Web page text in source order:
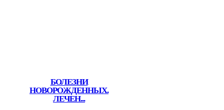
БОЛЕЗНИ
НОВОРОЖДЕННЫХ.
ЛЕЧЕН...